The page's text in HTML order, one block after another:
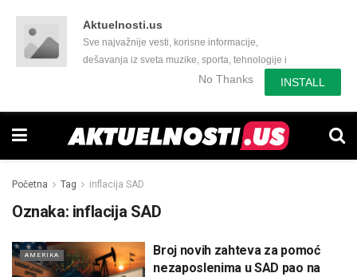
Aktuelnosti.us
Sve najvažnije vesti, korisne informacije,
dešavanja iz sveta muzike, sporta, tehnologije i
još mnogo toga zanimljivog.No Thanks INSTALL
Početna Tag inflacija SAD
Oznaka: inflacija SAD
AMERIKA
Broj novih zahteva za pomoć
nezaposlenima u SAD pao na